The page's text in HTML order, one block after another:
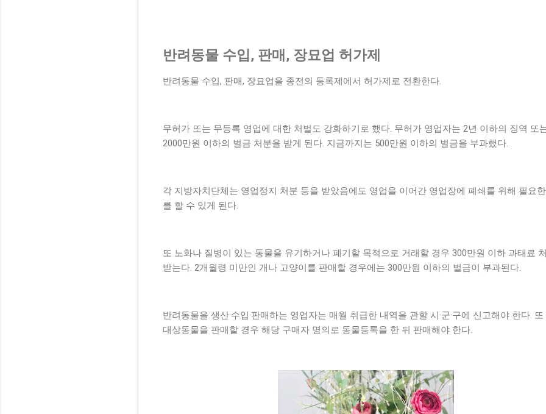
반려동물 수입, 판매, 장묘업 허가제
반려동물 수입, 판매, 장묘업을 종전의 등록제에서 허가제로 전환한다.
무허가 또는 무등록 영업에 대한 처벌도 강화하기로 했다. 무허가 영업자는 2년 이하의 징역 또
2000만원 이하의 벌금 처분을 받게 된다. 지금까지는 500만원 이하의 벌금을 부과했다.
각 지방자치단체는 영업정지 처분 등을 받았음에도 영업을 이어간 영업장에 폐쇄를 위해 필요
를 할 수 있게 된다.
또 노화나 질병이 있는 동물을 유기하거나 폐기할 목적으로 거래할 경우 300만원 이하 과태료
받는다. 2개월령 미만인 개나 고양이를 판매할 경우에는 300만원 이하의 벌금이 부과된다.
반려동물을 생산·수입·판매하는 영업자는 매월 취급한 내역을 관할 시·군·구에 신고해야 한다.
대상동물을 판매할 경우 해당 구매자 명의로 동물등록을 한 뒤 판매해야 한다.